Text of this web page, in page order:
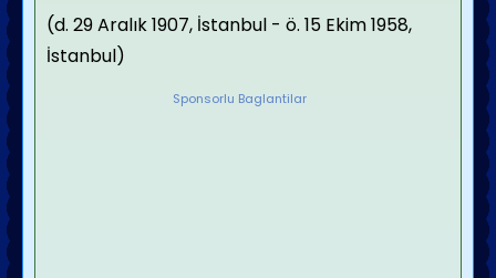
(d. 29 Aralık 1907, İstanbul - ö. 15 Ekim 1958,
İstanbul)
Sponsorlu Baglantilar